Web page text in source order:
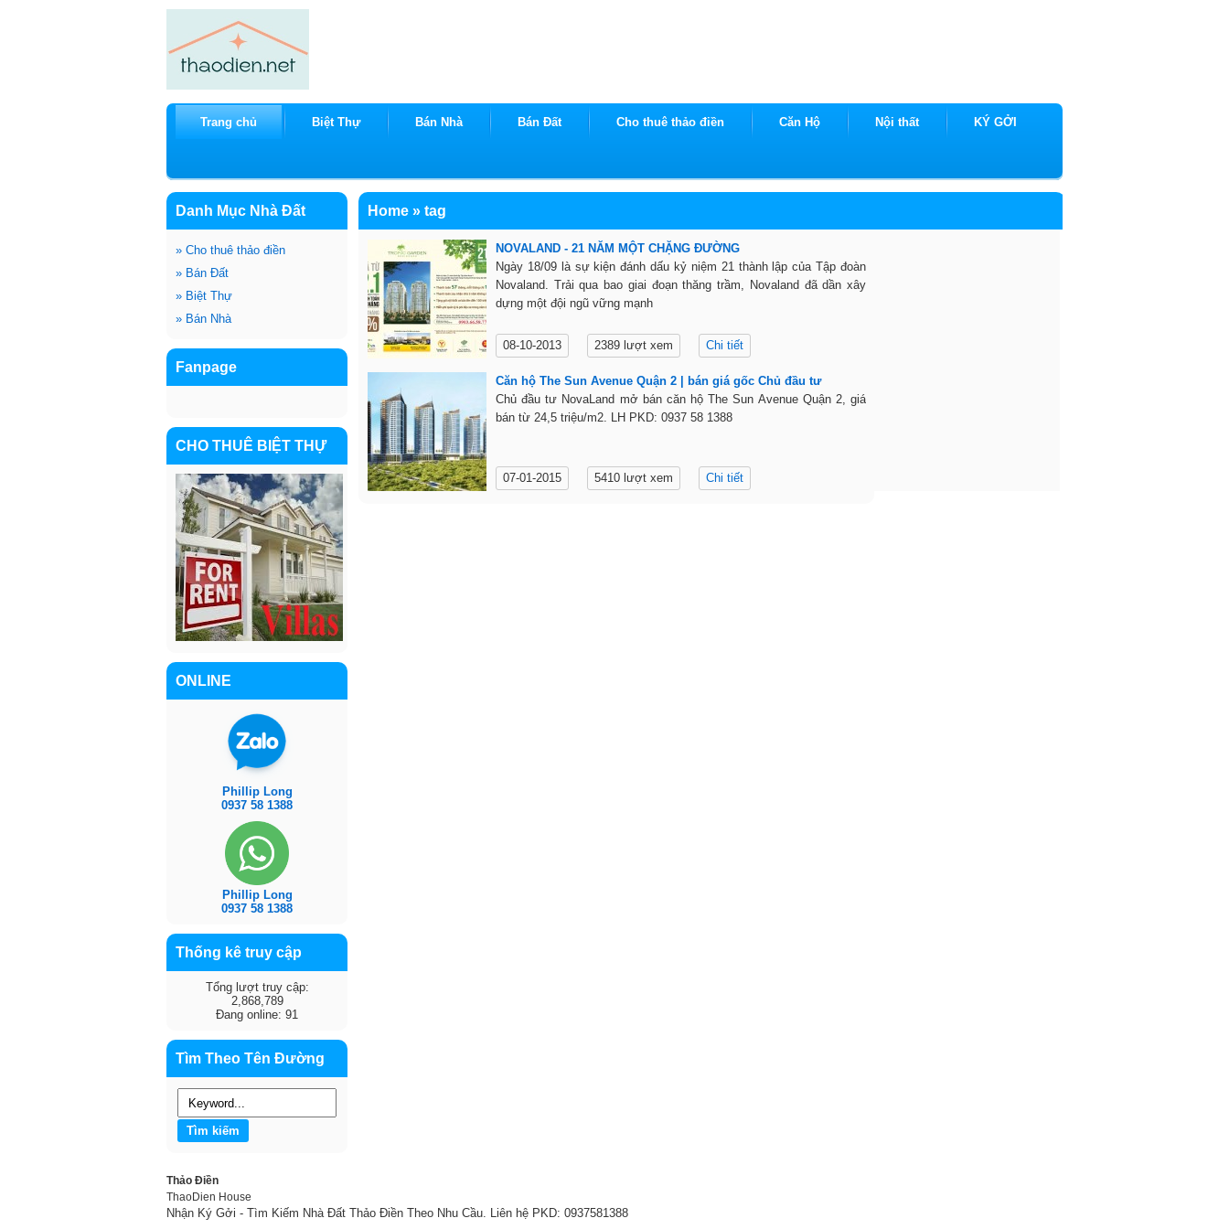
Thảo Điền
ThaoDien House
Nhận Ký Gởi - Tìm Kiếm Nhà Đất Thảo Điền Theo Nhu Cầu. Liên hệ PKD: 0937581388
NOVALAND - 21 NĂM MỘT CHẶNG ĐƯỜNG
Ngày 18/09 là sự kiện đánh dấu kỷ niệm 21 thành lập của Tập đoàn
Novaland. Trải qua bao giai đoạn thăng trầm, Novaland đã dần xây
dựng một đội ngũ vững mạnh
08-10-2013 2389 lượt xem Chi tiết
Căn hộ The Sun Avenue Quận 2 | bán giá gốc Chủ đầu tư
Chủ đầu tư NovaLand mở bán căn hộ The Sun Avenue Quận 2, giá
bán từ 24,5 triệu/m2. LH PKD: 0937 58 1388
07-01-2015 5410 lượt xem Chi tiết
Home » tag
Danh Mục Nhà Đất
» Cho thuê thảo điền
» Bán Đất
» Biệt Thự
» Bán Nhà
Fanpage
CHO THUÊ BIỆT THỰ
ONLINE
Phillip Long
0937 58 1388
Phillip Long
0937 58 1388
Thống kê truy cập
Tổng lượt truy cập:
2,868,789
Đang online: 91
Tìm Theo Tên Đường
Trang chủ Biệt Thự Bán Nhà Bán Đất Cho thuê thảo điền Căn Hộ Nội thất KÝ GỞI